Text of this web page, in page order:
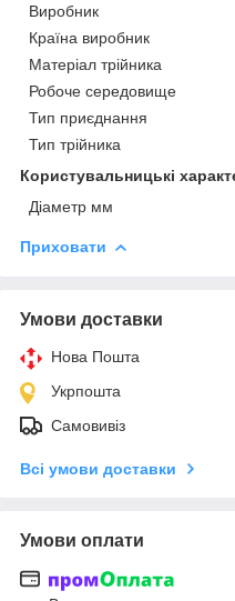
Виробник
Країна виробник
Матеріал трійника
Робоче середовище
Тип приєднання
Тип трійника
Користувальницькі
Діаметр мм
Приховати
Умови доставки
Нова Пошта
Укрпошта
Самовивіз
Всі умови доставки
Умови оплати